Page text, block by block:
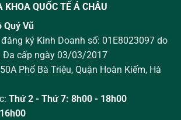
KHOA QUỐC TẾ Á CHÂU
Quý Vũ
ký Kinh Doanh số: 01E8023097 do
Đa cấp ngày 03/03/2017
Phố Bà Triệu, Quận Hoàn Kiếm, Hà
Thứ 2 - Thứ 7: 8h00 - 18h00